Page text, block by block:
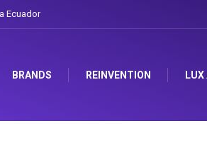
Ecuador
BRANDS REINVENTION LUX